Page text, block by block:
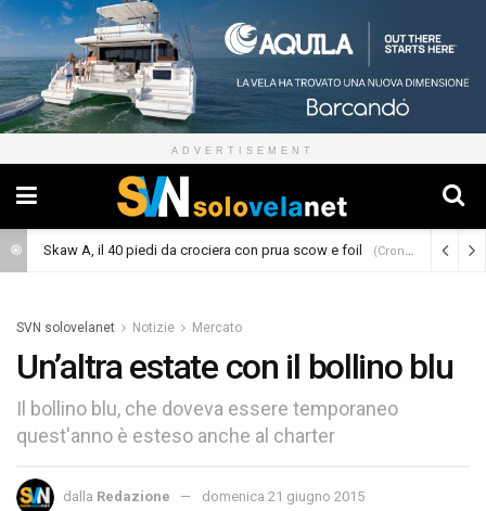
ADVERTISEMENT
Skaw A, il 40 piedi da crociera con prua scow e foil (Cronaca)
SVN solovelanet Notizie Mercato
Un’altra estate con il bollino blu
Il bollino blu, che doveva essere temporaneo
quest'anno è esteso anche al charter
dalla Redazione domenica 21 giugno 2015